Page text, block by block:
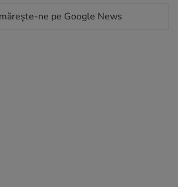
ne pe Google News